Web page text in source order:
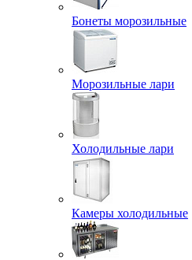
Бонеты морозильные
Морозильные лари
Холодильные лари
Камеры холодильные